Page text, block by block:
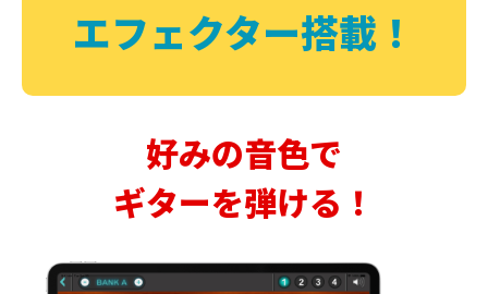
エフェクター搭載！
好みの音色で
ギターを弾ける！